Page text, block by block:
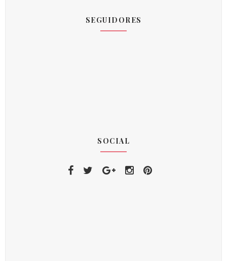
SEGUIDORES
SOCIAL